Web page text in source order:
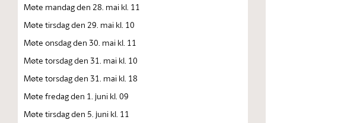
Møte mandag den 28. mai kl. 11
Møte tirsdag den 29. mai kl. 10
Møte onsdag den 30. mai kl. 11
Møte torsdag den 31. mai kl. 10
Møte torsdag den 31. mai kl. 18
Møte fredag den 1. juni kl. 09
Møte tirsdag den 5. juni kl. 11